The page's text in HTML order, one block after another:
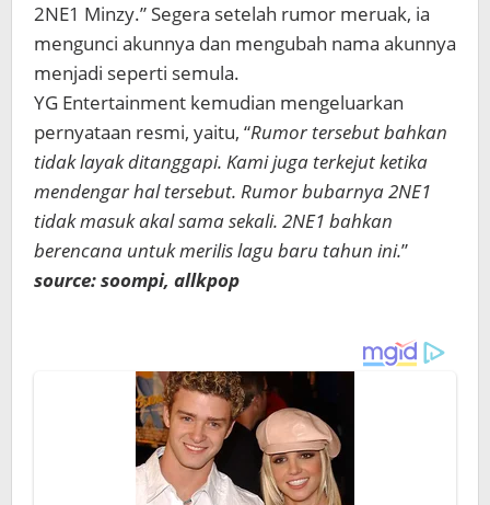
2NE1 Minzy.” Segera setelah rumor meruak, ia
mengunci akunnya dan mengubah nama akunnya
menjadi seperti semula.
YG Entertainment kemudian mengeluarkan
pernyataan resmi, yaitu, “Rumor tersebut bahkan
tidak layak ditanggapi. Kami juga terkejut ketika
mendengar hal tersebut. Rumor bubarnya 2NE1
tidak masuk akal sama sekali. 2NE1 bahkan
berencana untuk merilis lagu baru tahun ini.”
source: soompi, allkpop